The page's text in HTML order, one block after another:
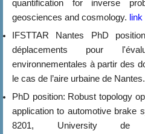
quantification for inverse
geosciences and cosmology. link
IFSTTAR Nantes PhD
déplacements pour
environnementales à partir des
le cas de l’aire urbaine de Nantes.
PhD position: Robust topology
application to automotive brake
8201, University de